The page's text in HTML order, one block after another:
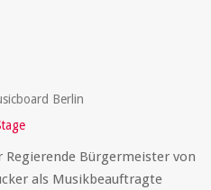
Berlin
Regierende Bürgermeister von
als Musikbeauftragte